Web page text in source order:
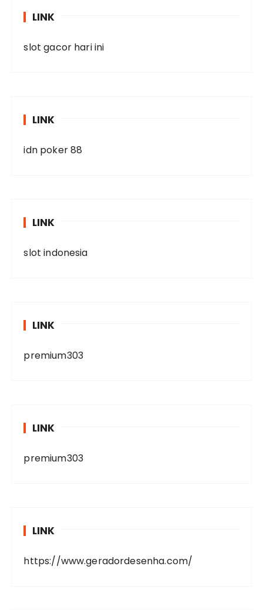
LINK
slot gacor hari ini
LINK
idn poker 88
LINK
slot indonesia
LINK
premium303
LINK
premium303
LINK
https://www.geradordesenha.com/